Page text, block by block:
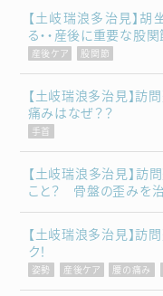
【土岐瑞浪多治見】
る・・産後に重要な股関
産後ケア 股関節
【土岐瑞浪多治見】
痛みはなぜ？？
手首
【土岐瑞浪多治見】訪
こと？ 骨盤の歪みを治
【土岐瑞浪多治見】
ク！
姿勢 産後ケア 腰の痛み